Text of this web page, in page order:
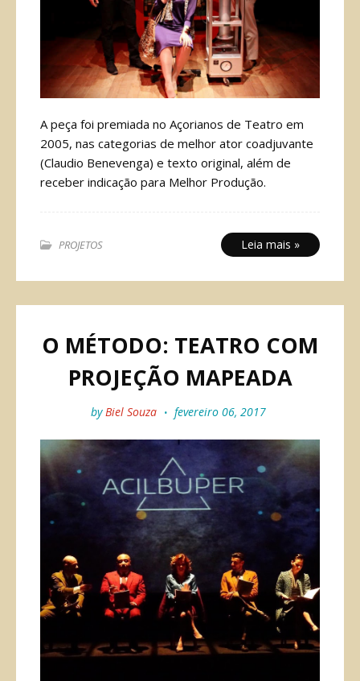
A peça foi premiada no Açorianos de Teatro em
2005, nas categorias de melhor ator coadjuvante
(Claudio Benevenga) e texto original, além de
receber indicação para Melhor Produção.
PROJETOS Leia mais »
O MÉTODO: TEATRO COM
PROJEÇÃO MAPEADA
byBiel Souza fevereiro 06, 2017